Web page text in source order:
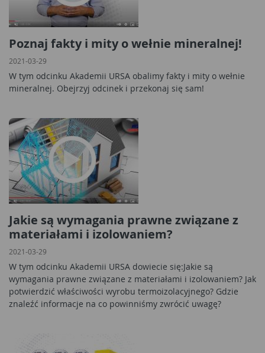
Poznaj fakty i mity o wełnie mineralnej!
2021-03-29
W tym odcinku Akademii URSA obalimy fakty i mity o wełnie
mineralnej. Obejrzyj odcinek i przekonaj się sam!
Jakie są wymagania prawne związane z
materiałami i izolowaniem?
2021-03-29
W tym odcinku Akademii URSA dowiecie się:Jakie są
wymagania prawne związane z materiałami i izolowaniem? Jak
potwierdzić właściwości wyrobu termoizolacyjnego? Gdzie
znaleźć informacje na co powinniśmy zwrócić uwagę?